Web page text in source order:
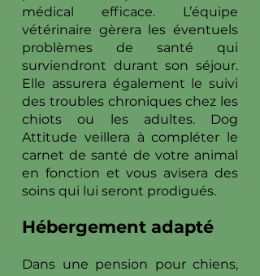
médical efficace. L’équipe
vétérinaire gèrera les éventuels
problèmes de santé qui
surviendront durant son séjour.
Elle assurera également le suivi
des troubles chroniques chez les
chiots ou les adultes. Dog
Attitude veillera à compléter le
carnet de santé de votre animal
en fonction et vous avisera des
soins qui lui seront prodigués.
Hébergement adapté
Dans une pension pour chiens,